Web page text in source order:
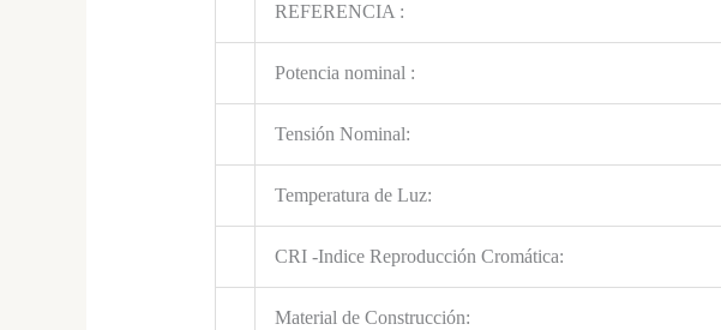
REFERENCIA :
Potencia nominal :
Tensión Nominal:
Temperatura de Luz:
CRI -Indice Reproducción Cromática:
Material de Construcción: